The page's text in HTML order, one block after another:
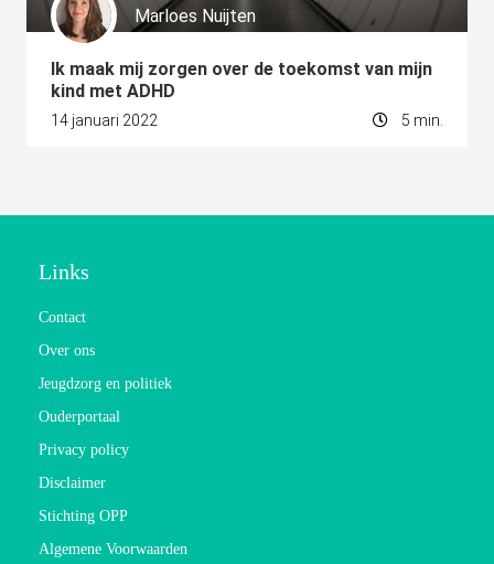
Marloes Nuijten
Ik maak mij zorgen over de toekomst van mijn
kind met ADHD
14 januari 2022 5 min.
Links
Contact
Over ons
Jeugdzorg en politiek
Ouderportaal
Privacy policy
Disclaimer
Stichting OPP
Algemene Voorwaarden